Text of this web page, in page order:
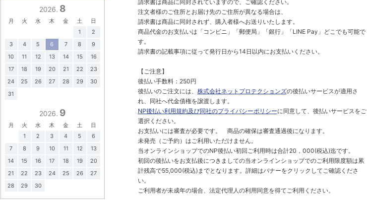
請求書は商品に同封されていますので、ご確認ください。
注文者様のご住所とお届け先のご住所が異なる場合は、
請求書は商品に同封されず、購入者様へお送りいたします。
商品代金のお支払いは「コンビニ」「郵便局」「銀行」「LINE Pay」どこでも可能で
す。
請求書の記載事項に従って発行日から14日以内にお支払いください。
【ご注意】
後払い手数料：250円
後払いのご注文には、 株式会社ネットプロテクションズの後払いサービスが適用さ
れ、同社へ代金債権を譲渡します。
NP後払い利用規約及び同社のプライバシーポリシーに同意して、後払いサービスをご
選択ください。
お支払いには審査が必要です。 商品の確保は審査通過後になります。
未発売（ご予約）はご利用いただけません。
当オンラインショップでのNP後払い初回ご利用時は合計20，000(税込)迄です。
初回の後払いをお支払後につきましての当オンラインショップでのご利用限度額は累
計残高で55,000(税込)までとなります。詳細はバナーをクリックしてご確認くださ
い。
ご利用者が未成年の場合、法定代理人の利用同意を得てご利用ください。
2026. 8
月 火 水 木 金 土
日
1
2
3
4 5 6 7 8
9
10
11 12 13 14 15
16
17
18 19 20 21 22
23
24
25 26 27 28 29
30
31
2026. 9
月 火 水 木 金 土
日
1
2 3 4 5
6
7
8 9 10 11 12
13
14
15 16 17 18 19
20
21
22 23 24 25 26
27
28
29 30